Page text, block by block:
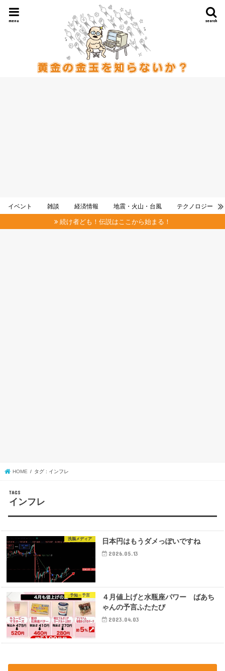
search
menu
イベント 雑談 経済情報 地震・火山・台風 テクノロジー
続け者ども！伝説はここから始まる！
HOME タグ : インフレ
インフレ
洗脳メディア 日本円はもうダメっぽいですね
2026.05.13
予知・予言
４月値上げと水瓶座パワー ばあち
ゃんの予言ふたたび
2023.04.03